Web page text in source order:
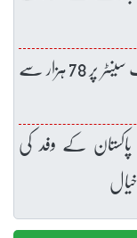
رواں سال پنجاب پولیس 1787 کمپلینٹ سینٹر پر 78 ہزار سے
پاکستان کے وفد کی